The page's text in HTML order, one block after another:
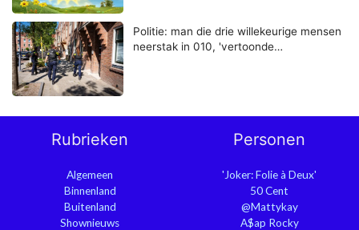
Politie: man die drie willekeurige mensen
neerstak in 010, 'vertoonde…
Rubrieken
Algemeen
Binnenland
Buitenland
Shownieuws
Personen
'Joker: Folie à Deux'
50 Cent
@Mattykay
A$ap Rocky